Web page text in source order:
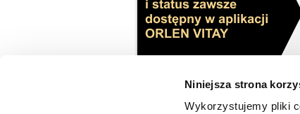
Niniejsza strona
Wykorzystujemy pliki
Co miesiąc szansa na